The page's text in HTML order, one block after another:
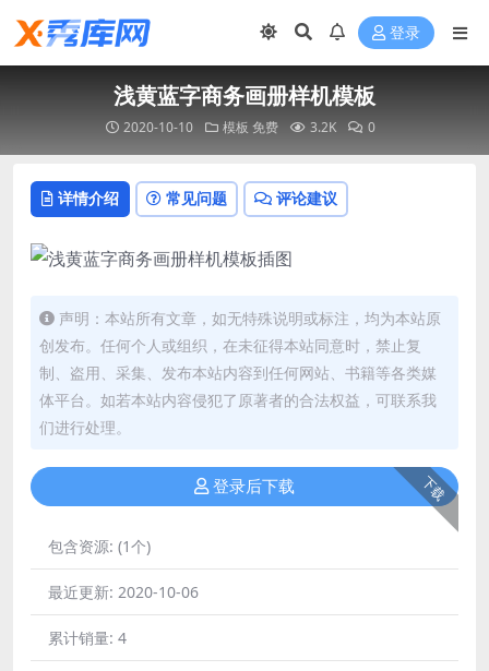
登录
浅黄蓝字商务画册样机模板
2020-10-10 模板 免费 3.2K 0
详情介绍 常见问题 评论建议
声明：本站所有文章，如无特殊说明或标注，均为本站原
创发布。任何个人或组织，在未征得本站同意时，禁止复
制、盗用、采集、发布本站内容到任何网站、书籍等各类媒
体平台。如若本站内容侵犯了原著者的合法权益，可联系我
们进行处理。
下载
登录后下载
包含资源: (1个)
最近更新: 2020-10-06
累计销量: 4